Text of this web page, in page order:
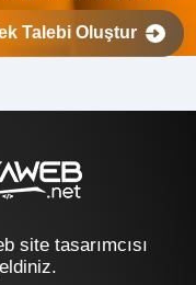
Talebi Oluştur
site tasarımcısı